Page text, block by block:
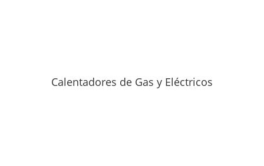
Calentadores de Gas y Eléctricos